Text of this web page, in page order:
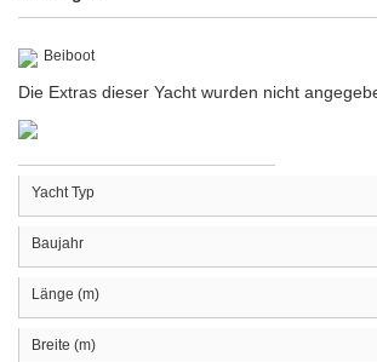
Beiboot
Die Extras dieser Yacht wurden nicht
Yacht Typ
Baujahr
Länge (m)
Breite (m)